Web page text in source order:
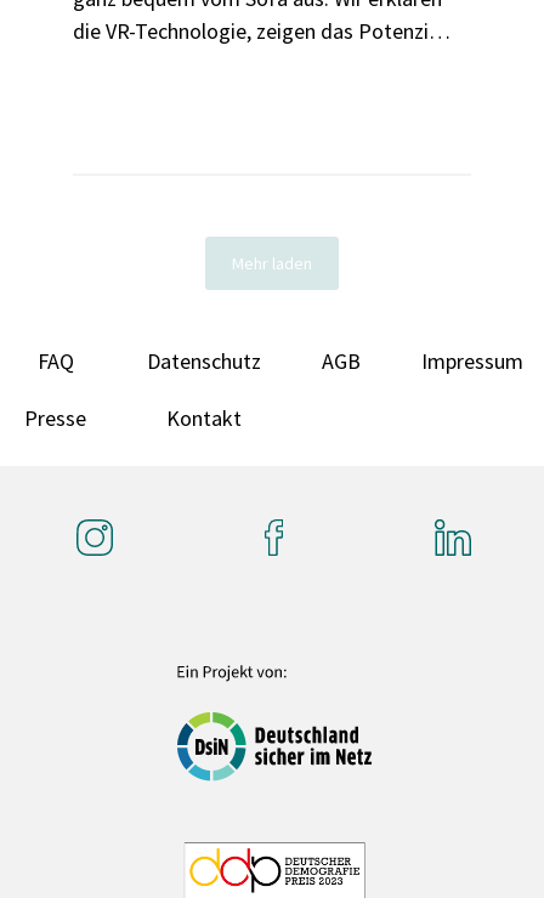
die VR-Technologie, zeigen das Potenzial
Mehr laden
FAQ Datenschutz AGB Impressum
Presse Kontakt